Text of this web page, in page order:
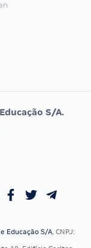
ORDEM
OAB
S/A.
Educação S/A, CNPJ: